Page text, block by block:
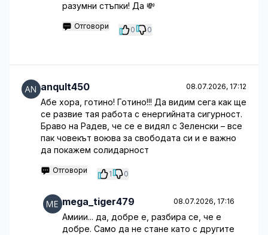
разумни стъпки! Да 💸
Отговори 0 0
anqult450 08.07.2026, 17:12
Абе хора, готино! Готино!!! Да видим сега как ще
се развие тая работа с енергийната сигурност.
Браво на Радев, че се е видял с Зеленски – все
пак човекът воюва за свободата си и е важно
да покажем солидарност
Отговори 1 0
mega_tiger479 08.07.2026, 17:16
Амиии... да, добре е, разбира се, че е
добре. Само да не стане като с другите